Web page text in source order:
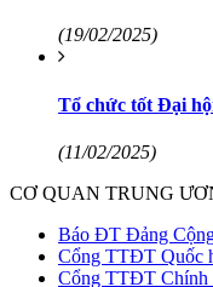
(19/02/2025)
Tổ chức tốt Đại
(11/02/2025)
CƠ QUAN TRUNG
Báo ĐT Đảng
Cổng TTĐT Quốc
Cổng TTĐT